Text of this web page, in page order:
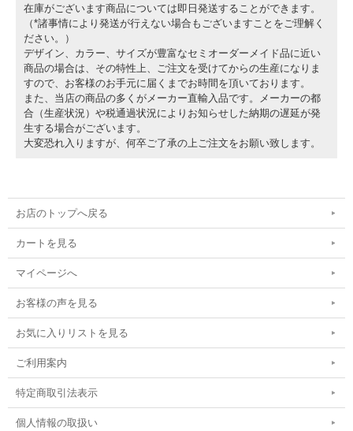
在庫がございます商品については即日発送することができます。
（*諸事情により発送が行えない場合もございますことをご理解く
ださい。）
デザイン、カラー、サイズが豊富なセミオーダーメイド品に近い
商品の場合は、その特性上、ご注文を受けてからの生産になりま
すので、お客様のお手元に届くまでお時間を頂いております。
また、当店の商品の多くがメーカー直輸入品です。メーカーの都
合（生産状況）や税通過状況によりお知らせした納期の遅延が発
生する場合がございます。
大変恐れ入りますが、何卒ご了承の上ご注文をお願い致します。
お店のトップへ戻る
カートを見る
マイページへ
お客様の声を見る
お気に入りリストを見る
ご利用案内
特定商取引法表示
個人情報の取扱い